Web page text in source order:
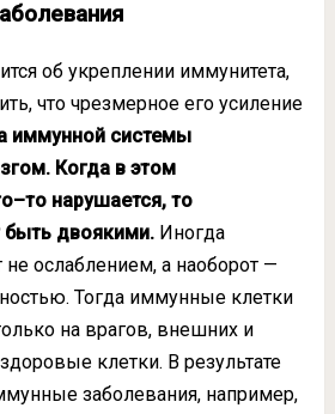
об укреплении иммунитета,
что чрезмерное его усиление
иммунной системы
Когда в этом
нарушается, то
быть двоякими.Иногда
не ослаблением, а наоборот —
Тогда иммунные клетки
на врагов, внешних и
клетки. В результате
заболевания, например,